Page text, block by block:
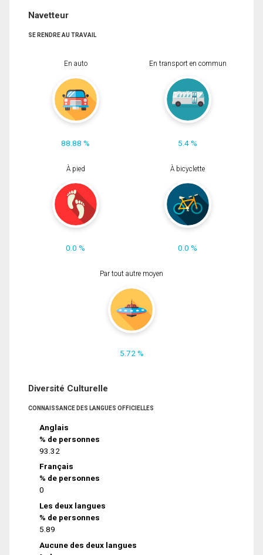
Navetteur
SE RENDRE AU TRAVAIL
En auto
88.88 %
En transport en commun
5.4 %
À pied
0.0 %
À bicyclette
0.0 %
Par tout autre moyen
5.72 %
Diversité Culturelle
CONNAISSANCE DES LANGUES OFFICIELLES
Anglais
% de personnes
93.32
Français
% de personnes
0
Les deux langues
% de personnes
5.89
Aucune des deux langues